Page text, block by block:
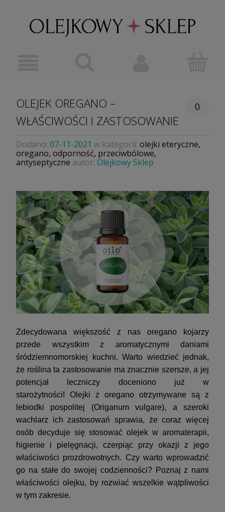
OLEJEK OREGANO –
WŁAŚCIWOŚCI I ZASTOSOWANIE
0
Dodano: 07-11-2021 w kategorii: olejki eteryczne,
oregano, odporność, przeciwbólowe,
antyseptyczne autor: Olejkowy Sklep
Zdecydowana większość z nas oregano kojarzy
przede wszystkim z aromatycznymi daniami
śródziemnomorskiej kuchni. Warto wiedzieć jednak,
że roślina ta zastosowanie ma znacznie szersze, a jej
potencjał leczniczy doceniono już w
starożytności! Olejki z oregano otrzymywane są z
lebiodki pospolitej (Origanum vulgare), a szeroki
wachlarz ich zastosowań sprawia, że coraz więcej
osób decyduje się stosować olejek w aromaterapii,
higienie i pielęgnacji, czerpiąc przy okazji z jego
właściwości prozdrowotnych. Czy warto wprowadzić
go na stałe do swojej codzienności? Poznaj z nami
właściwości olejku, by rozwiać wszelkie wątpliwości
w tym zakresie.